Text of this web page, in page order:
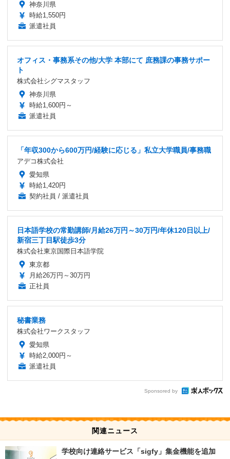
神奈川県
時給1,550円
派遣社員
オフィス・事務系その他/大学 本部にて 庶務課の事務サポー
ト
株式会社シグマスタッフ
神奈川県
時給1,600円～
派遣社員
「年収300から600万円/経験に応じる」私立大学職員/事務職
アデコ株式会社
愛知県
時給1,420円
契約社員 / 派遣社員
日本語学校の常勤講師/月給26万円～30万円/年休120日以上/
新宿三丁目駅徒歩3分
株式会社東京国際日本語学院
東京都
月給26万円～30万円
正社員
秘書業務
株式会社ワークスタッフ
愛知県
時給2,000円～
派遣社員
Sponsored by
関連ニュース
学校向け連絡サービス「sigfy」集金機能を追加